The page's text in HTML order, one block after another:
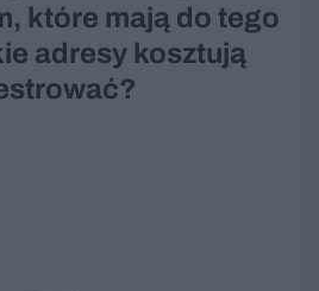
które mają do tego
adresy kosztują